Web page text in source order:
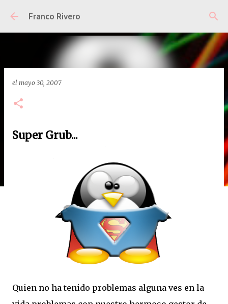
Ir al contenido principal
Franco Rivero
el mayo 30, 2007
Super Grub...
Quien no ha tenido problemas alguna ves en la